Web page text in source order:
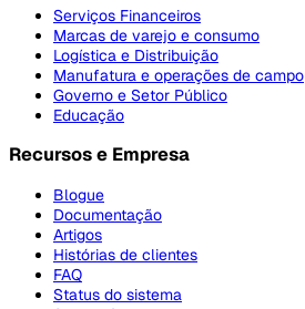
Serviços Financeiros
Marcas de varejo e consumo
Logística e Distribuição
Manufatura e operações de campo
Governo e Setor Público
Educação
Recursos e Empresa
Blogue
Documentação
Artigos
Histórias de clientes
FAQ
Status do sistema